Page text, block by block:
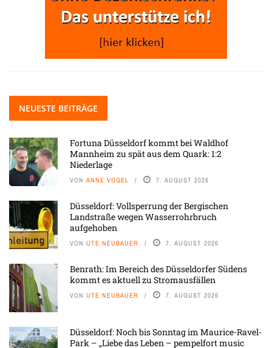
NEUESTE BEITRÄGE
Fortuna Düsseldorf kommt bei Waldhof
Mannheim zu spät aus dem Quark: 1:2
Niederlage
VON ANNE VOGEL 7. AUGUST 2026
Düsseldorf: Vollsperrung der Bergischen
Landstraße wegen Wasserrohrbruch
aufgehoben
VON UTE NEUBAUER 7. AUGUST 2026
Benrath: Im Bereich des Düsseldorfer Südens
kommt es aktuell zu Stromausfällen
VON UTE NEUBAUER 7. AUGUST 2026
Düsseldorf: Noch bis Sonntag im Maurice-Ravel-
Park – „Liebe das Leben – pempelfort music